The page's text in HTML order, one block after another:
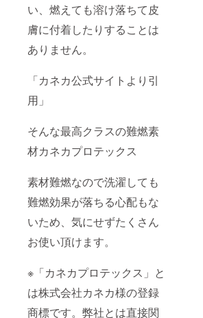
い、燃えても溶け落ちて皮
膚に付着したりすることは
ありません。
「カネカ公式サイトより引
用」
そんな最高クラスの難燃素
材カネカプロテックス
素材難燃なので洗濯しても
難燃効果が落ちる心配もな
いため、気にせずたくさん
お使い頂けます。
※「カネカプロテックス」と
は株式会社カネカ様の登録
商標です。弊社とは直接関